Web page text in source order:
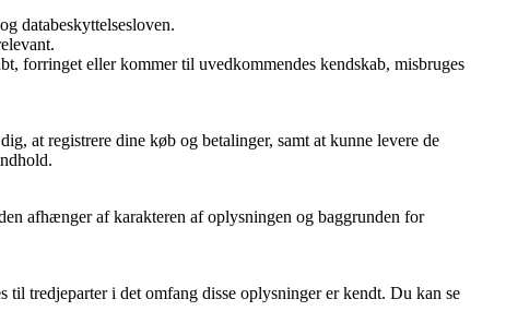
databeskyttelsesloven.
forringet eller kommer til uvedkommendes kendskab, misbruges
at registrere dine køb og betalinger, samt at kunne levere de
afhænger af karakteren af oplysningen og baggrunden for
tredjeparter i det omfang disse oplysninger er kendt. Du kan se